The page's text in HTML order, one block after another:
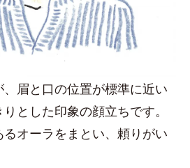
眉と口の位置が標準に近い
とした印象の顔立ちです。
オーラをまとい、頼りがい